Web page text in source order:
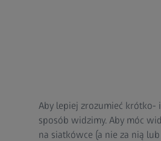
Aby lepiej zrozumieć krótko-
sposób widzimy. Aby móc
na siatkówce (a nie za nią